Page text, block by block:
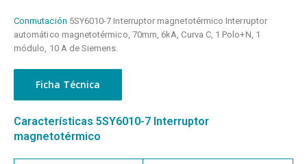
Conmutación 5SY6010-7 Interruptor magnetotérmico Interruptor
automático magnetotérmico, 70mm, 6kA, Curva C, 1 Polo+N, 1
módulo, 10 A de Siemens.
Ficha Técnica
Características 5SY6010-7 Interruptor
magnetotérmico